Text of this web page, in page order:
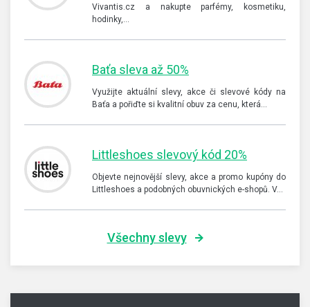
Vivantis.cz a nakupte parfémy, kosmetiku,
hodinky,…
Baťa sleva až 50%
Využijte aktuální slevy, akce či slevové kódy na
Baťa a pořiďte si kvalitní obuv za cenu, která…
Littleshoes slevový kód 20%
Objevte nejnovější slevy, akce a promo kupóny do
Littleshoes a podobných obuvnických e-shopů. V…
Všechny slevy